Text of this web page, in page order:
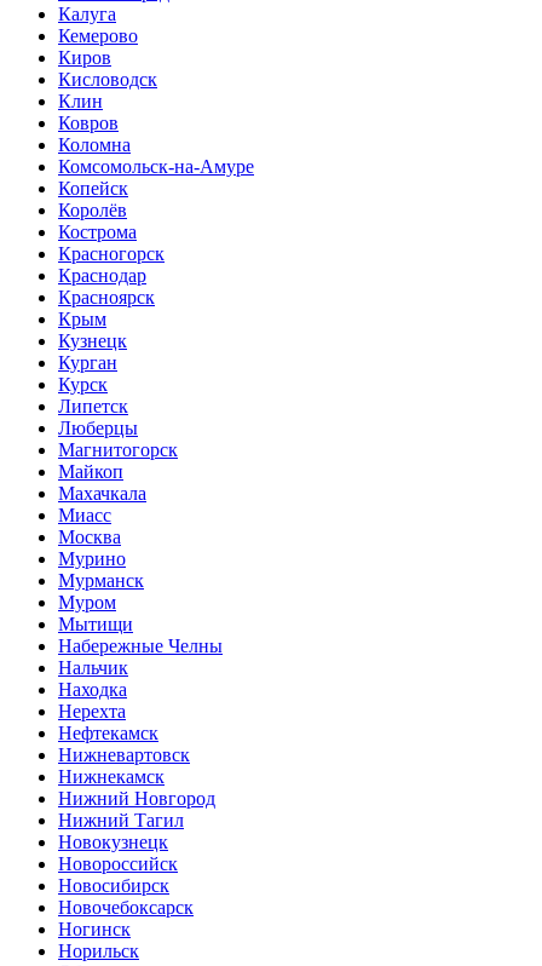
Калуга
Кемерово
Киров
Кисловодск
Клин
Ковров
Коломна
Комсомольск-на-Амуре
Копейск
Королёв
Кострома
Красногорск
Краснодар
Красноярск
Крым
Кузнецк
Курган
Курск
Липетск
Люберцы
Магнитогорск
Майкоп
Махачкала
Миасс
Москва
Мурино
Мурманск
Муром
Мытищи
Набережные Челны
Нальчик
Находка
Нерехта
Нефтекамск
Нижневартовск
Нижнекамск
Нижний Новгород
Нижний Тагил
Новокузнецк
Новороссийск
Новосибирск
Новочебоксарск
Ногинск
Норильск